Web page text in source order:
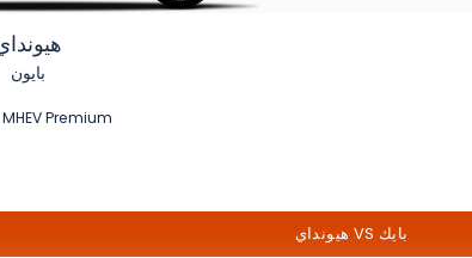
بايون
MHEV Premium
هيونداي VS بايك